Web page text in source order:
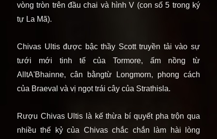
vòng tròn trên đầu chai và hình V (con số 5 trong ký
tự La Mã).
Chivas Ultis được bậc thầy Scott truyền tải vào sự
tưới mới tinh tế của Tormore, ấm nồng từ
AlltA'Bhainne, cân bằngtừ Longmorn, phong cách
của Braeval và vị ngọt trái cây của Strathisla.
Rượu Chivas Ultis là kế thừa bí quyết pha trộn qua
nhiều thế kỷ của Chivas chắc chắn làm hài lòng